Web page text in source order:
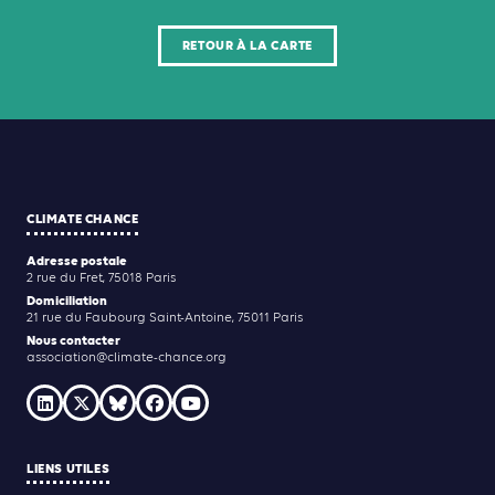
RETOUR À LA CARTE
CLIMATE CHANCE
Adresse postale
2 rue du Fret, 75018 Paris
Domiciliation
21 rue du Faubourg Saint-Antoine, 75011 Paris
Nous contacter
association@climate-chance.org
LIENS UTILES